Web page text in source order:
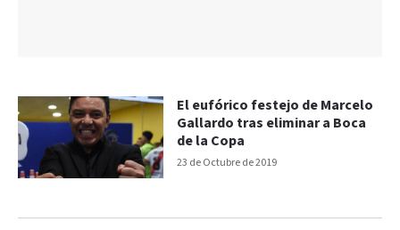
23 de Octubre de 2019
El eufórico festejo de Marcelo
Gallardo tras eliminar a Boca
de la Copa